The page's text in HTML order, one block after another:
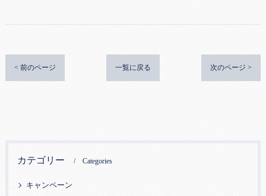
< 前のページ 一覧に戻る 次のページ >
カテゴリー Categories
キャンペーン